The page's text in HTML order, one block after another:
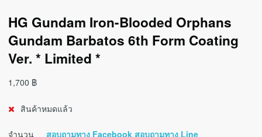
HG Gundam Iron-Blooded Orphans
Gundam Barbatos 6th Form Coating
Ver. * Limited *
1,700 ฿
สินค้าหมดแล้ว
จำนวน สอบถามทาง Facebookสอบถามทาง Line